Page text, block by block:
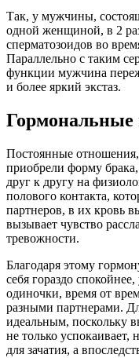
Так, у мужчины,
одной женщиной, в 2
сперматозоидов во
Параллельно с таким
функции мужчина
и более яркий экстаз.
Постоянные отношения,
приобрели форму
друг к другу на
полового контакта,
партнеров, в их кровь
вызывает чувство
тревожности.
Благодаря этому
себя гораздо
одиночки, время от
разными партнерами.
идеальным, поскольку
не только успокаивает,
для зачатия, а